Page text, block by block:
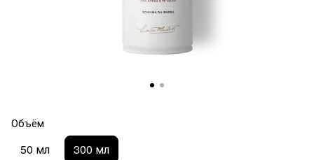
Объём
50 мл 300 мл